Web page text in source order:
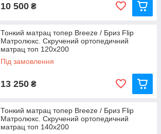
10 500 ₴
Тонкий матрац топер Breeze / Бриз Flip
Матролюкс. Скручений ортопедичний
матрац топ 120х200
Під замовлення
13 250 ₴
Тонкий матрац топер Breeze / Бриз Flip
Матролюкс. Скручений ортопедичний
матрац топ 140х200